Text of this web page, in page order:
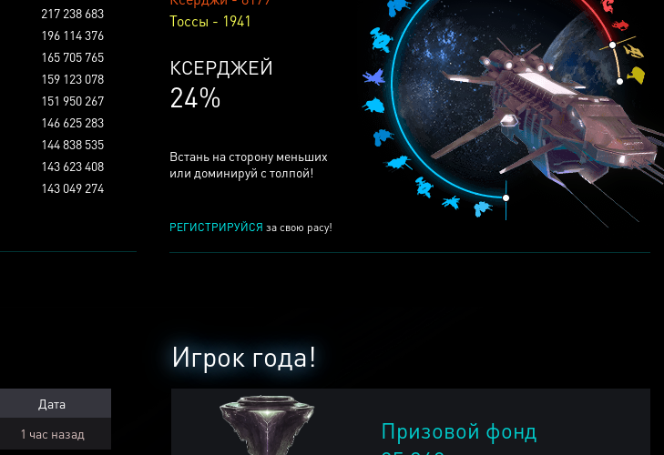
Тоссы - 1941
КСЕРДЖЕЙ
24%
Встань на сторону меньших
или доминируй с толпой!
РЕГИСТРИРУЙСЯ за свою расу!
217 238 683
196 114 376
165 705 765
159 123 078
151 950 267
146 625 283
144 838 535
143 623 408
143 049 274
Игрок года!
Призовой фонд
Дата
1 час назад